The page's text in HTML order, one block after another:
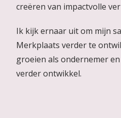
creëren van impactvolle
Ik kijk ernaar uit om mijn
Merkplaats verder te
groeien als ondernemer
verder ontwikkel.